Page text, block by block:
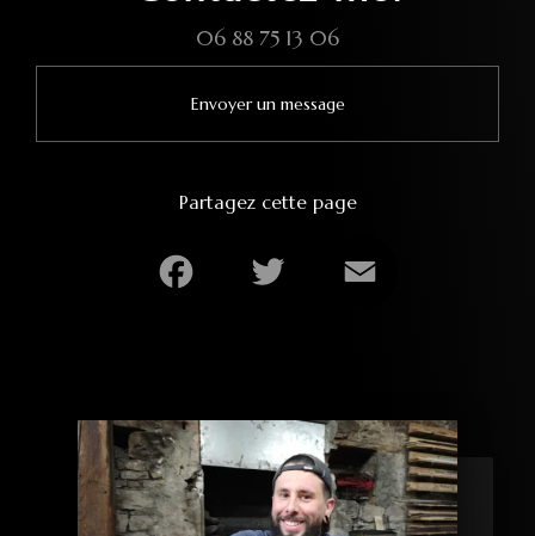
06 88 75 13 06
Envoyer un message
Partagez cette page